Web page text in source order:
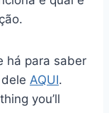
há para saber
AQUI.
you’ll